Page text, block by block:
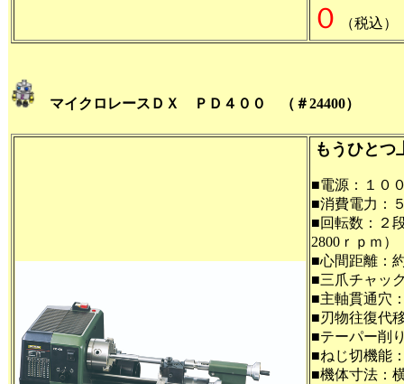
０ （税込）
マイクロレースＤＸ ＰＤ４００ （＃24400）
もうひとつ
■電源：１０
■消費電力：
■回転数：２
2800ｒｐｍ）
■心間距離：
■三爪チャッ
■主軸貫通穴
■刃物往復代
■テーパー削
■ねじ切機能
■機体寸法：